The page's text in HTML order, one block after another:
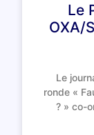
Le
OXA/
Le
ronde «
? » co-